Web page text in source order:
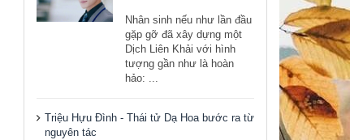
Nhân sinh nếu như lần đầu
gặp gỡ đã xây dựng một
Dịch Liên Khải với hình
tượng gần như là hoàn
hảo: ...
Triệu Hựu Đình - Thái tử Dạ Hoa bước ra từ
nguyên tác